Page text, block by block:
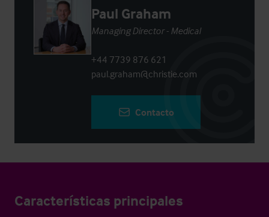
Paul Graham
Managing Director - Medical
+44 7739 876 621
paul.graham@christie.com
Contacto
Características principales